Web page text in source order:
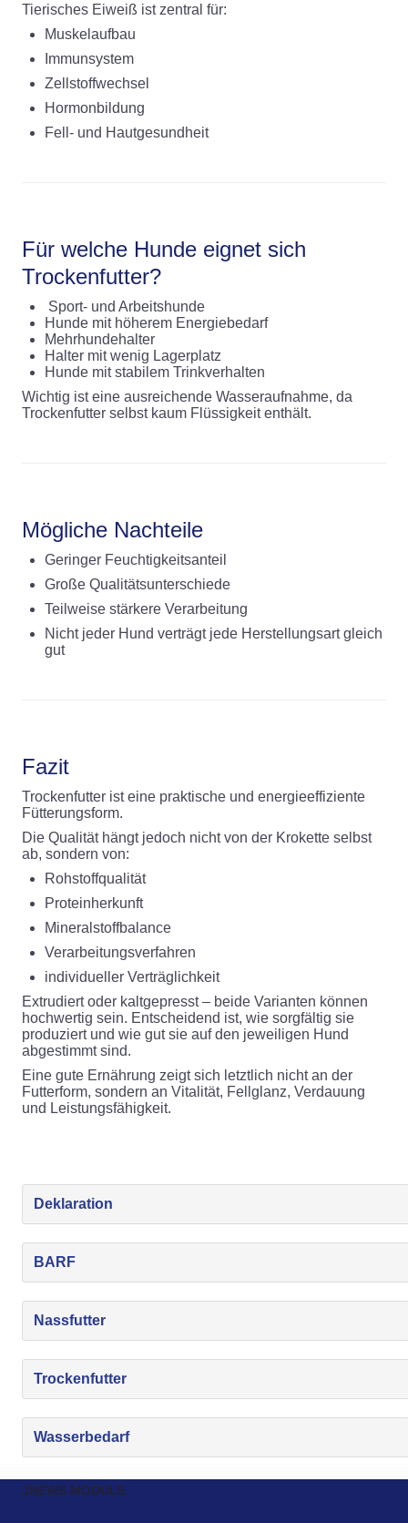
Tierisches Eiweiß ist zentral für:
Muskelaufbau
Immunsystem
Zellstoffwechsel
Hormonbildung
Fell- und Hautgesundheit
Für welche Hunde eignet sich
Trockenfutter?
Sport- und Arbeitshunde
Hunde mit höherem Energiebedarf
Mehrhundehalter
Halter mit wenig Lagerplatz
Hunde mit stabilem Trinkverhalten
Wichtig ist eine ausreichende Wasseraufnahme, da
Trockenfutter selbst kaum Flüssigkeit enthält.
Mögliche Nachteile
Geringer Feuchtigkeitsanteil
Große Qualitätsunterschiede
Teilweise stärkere Verarbeitung
Nicht jeder Hund verträgt jede Herstellungsart gleich
gut
Fazit
Trockenfutter ist eine praktische und energieeffiziente
Fütterungsform.
Die Qualität hängt jedoch nicht von der Krokette selbst
ab, sondern von:
Rohstoffqualität
Proteinherkunft
Mineralstoffbalance
Verarbeitungsverfahren
individueller Verträglichkeit
Extrudiert oder kaltgepresst – beide Varianten können
hochwertig sein. Entscheidend ist, wie sorgfältig sie
produziert und wie gut sie auf den jeweiligen Hund
abgestimmt sind.
Eine gute Ernährung zeigt sich letztlich nicht an der
Futterform, sondern an Vitalität, Fellglanz, Verdauung
und Leistungsfähigkeit.
Deklaration
BARF
Nassfutter
Trockenfutter
Wasserbedarf
JNEWS MODULE